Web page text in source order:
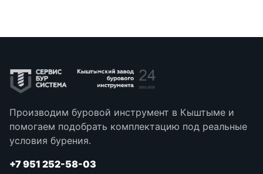
Производим буровой инструмент в Кыштыме и
помогаем подобрать комплектацию под реальные
условия бурения.
+7 951 252-58-03